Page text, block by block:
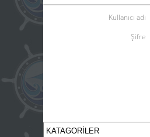
Kullanıcı adı
Şifre